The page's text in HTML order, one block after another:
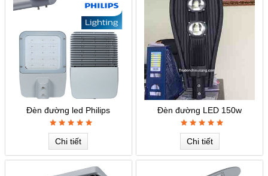
Đèn đường led Philips
Chi tiết
Đèn đường LED 150w
Chi tiết